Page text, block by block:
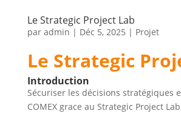
Le Strategic Project Lab
par admin | Déc 5, 2025 | Projet
Le Strategic
Introduction
Sécuriser les décisions stratégiques
COMEX grace au Strategic Project